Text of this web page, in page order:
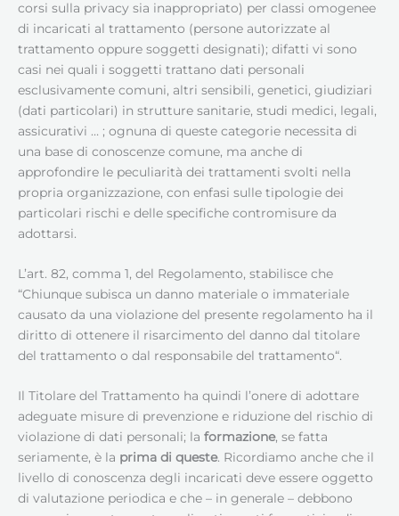
corsi sulla privacy sia inappropriato) per classi omogenee
di incaricati al trattamento (persone autorizzate al
trattamento oppure soggetti designati); difatti vi sono
casi nei quali i soggetti trattano dati personali
esclusivamente comuni, altri sensibili, genetici, giudiziari
(dati particolari) in strutture sanitarie, studi medici, legali,
assicurativi … ; ognuna di queste categorie necessita di
una base di conoscenze comune, ma anche di
approfondire le peculiarità dei trattamenti svolti nella
propria organizzazione, con enfasi sulle tipologie dei
particolari rischi e delle specifiche contromisure da
adottarsi.
L’art. 82, comma 1, del Regolamento, stabilisce che
“Chiunque subisca un danno materiale o immateriale
causato da una violazione del presente regolamento ha il
diritto di ottenere il risarcimento del danno dal titolare
del trattamento o dal responsabile del trattamento“.
Il Titolare del Trattamento ha quindi l’onere di adottare
adeguate misure di prevenzione e riduzione del rischio di
violazione di dati personali; la formazione, se fatta
seriamente, è la prima di queste. Ricordiamo anche che il
livello di conoscenza degli incaricati deve essere oggetto
di valutazione periodica e che – in generale – debbono